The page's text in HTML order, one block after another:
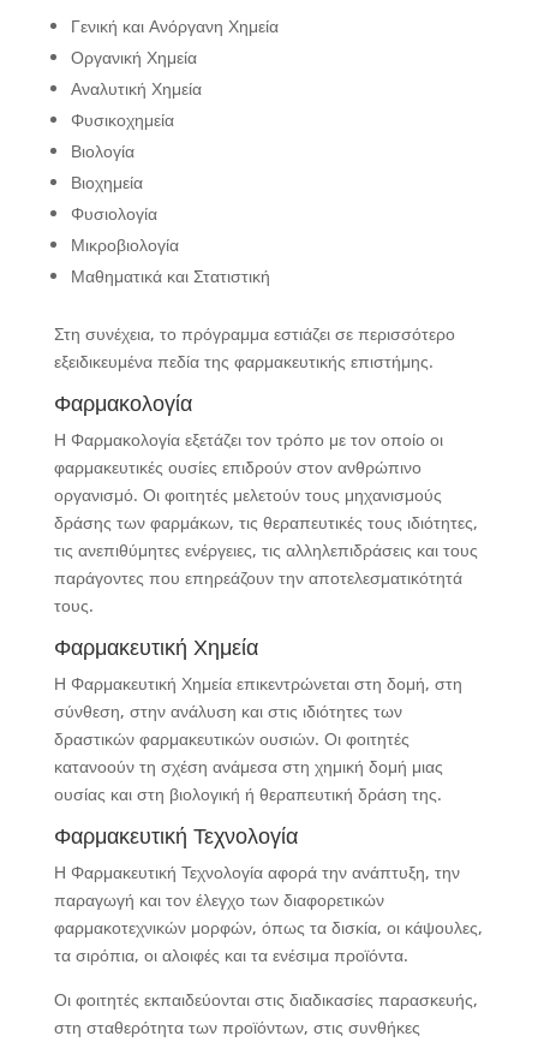
Γενική και Ανόργανη Χημεία
Οργανική Χημεία
Αναλυτική Χημεία
Φυσικοχημεία
Βιολογία
Βιοχημεία
Φυσιολογία
Μικροβιολογία
Μαθηματικά και Στατιστική
Στη συνέχεια, το πρόγραμμα εστιάζει σε περισσότερο
εξειδικευμένα πεδία της φαρμακευτικής επιστήμης.
Φαρμακολογία
Η Φαρμακολογία εξετάζει τον τρόπο με τον οποίο οι
φαρμακευτικές ουσίες επιδρούν στον ανθρώπινο
οργανισμό. Οι φοιτητές μελετούν τους μηχανισμούς
δράσης των φαρμάκων, τις θεραπευτικές τους ιδιότητες,
τις ανεπιθύμητες ενέργειες, τις αλληλεπιδράσεις και τους
παράγοντες που επηρεάζουν την αποτελεσματικότητά
τους.
Φαρμακευτική Χημεία
Η Φαρμακευτική Χημεία επικεντρώνεται στη δομή, στη
σύνθεση, στην ανάλυση και στις ιδιότητες των
δραστικών φαρμακευτικών ουσιών. Οι φοιτητές
κατανοούν τη σχέση ανάμεσα στη χημική δομή μιας
ουσίας και στη βιολογική ή θεραπευτική δράση της.
Φαρμακευτική Τεχνολογία
Η Φαρμακευτική Τεχνολογία αφορά την ανάπτυξη, την
παραγωγή και τον έλεγχο των διαφορετικών
φαρμακοτεχνικών μορφών, όπως τα δισκία, οι κάψουλες,
τα σιρόπια, οι αλοιφές και τα ενέσιμα προϊόντα.
Οι φοιτητές εκπαιδεύονται στις διαδικασίες παρασκευής,
στη σταθερότητα των προϊόντων, στις συνθήκες